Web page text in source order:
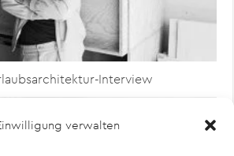
verwalten
Interview